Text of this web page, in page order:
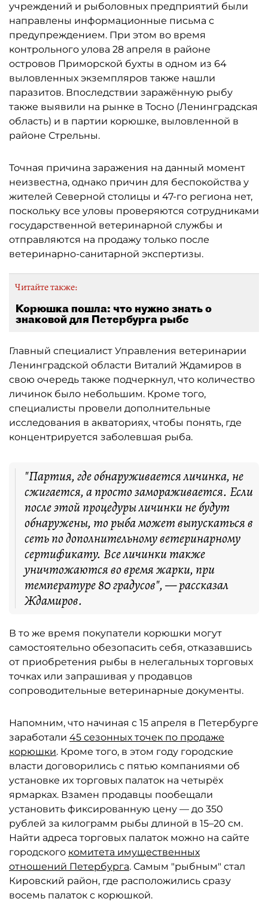
учреждений и рыболовных предприятий были
направлены информационные письма с
предупреждением. При этом во время
контрольного улова 28 апреля в районе
островов Приморской бухты в одном из 64
выловленных экземпляров также нашли
паразитов. Впоследствии заражённую рыбу
также выявили на рынке в Тосно (Ленинградская
область) и в партии корюшке, выловленной в
районе Стрельны.
Точная причина заражения на данный момент
неизвестна, однако причин для беспокойства у
жителей Северной столицы и 47-го региона нет,
поскольку все уловы проверяются сотрудниками
государственной ветеринарной службы и
отправляются на продажу только после
ветеринарно-санитарной экспертизы.
Читайте также:
Корюшка пошла: что нужно знать о
знаковой для Петербурга рыбе
Главный специалист Управления ветеринарии
Ленинградской области Виталий Ждамиров в
свою очередь также подчеркнул, что количество
личинок было небольшим. Кроме того,
специалисты провели дополнительные
исследования в акваториях, чтобы понять, где
концентрируется заболевшая рыба.
"Партия, где обнаруживается личинка, не
сжигается, а просто замораживается. Если
после этой процедуры личинки не будут
обнаружены, то рыба может выпускаться в
сеть по дополнительному ветеринарному
сертификату. Все личинки также
уничтожаются во время жарки, при
температуре 80 градусов", — рассказал
Ждамиров.
В то же время покупатели корюшки могут
самостоятельно обезопасить себя, отказавшись
от приобретения рыбы в нелегальных торговых
точках или запрашивая у продавцов
сопроводительные ветеринарные документы.
Напомним, что начиная с 15 апреля в Петербурге
заработали 45 сезонных точек по продаже
корюшки. Кроме того, в этом году городские
власти договорились с пятью компаниями об
установке их торговых палаток на четырёх
ярмарках. Взамен продавцы пообещали
установить фиксированную цену — до 350
рублей за килограмм рыбы длиной в 15–20 см.
Найти адреса торговых палаток можно на сайте
городского комитета имущественных
отношений Петербурга. Самым "рыбным" стал
Кировский район, где расположились сразу
восемь палаток с корюшкой.